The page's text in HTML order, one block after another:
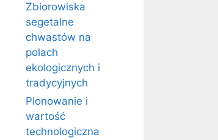
Zbiorowiska
segetalne
chwastów na
polach
ekologicznych i
tradycyjnych
Plonowanie i
wartość
technologiczna